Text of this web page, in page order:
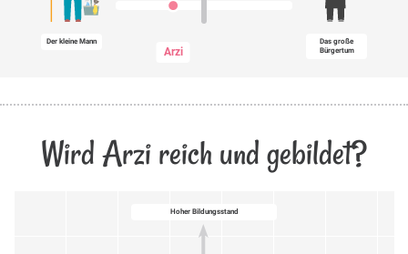
Der kleine Mann
Arzi
Das große
Bürgertum
Wird Arzi reich und gebildet?
Hoher Bildungsstand